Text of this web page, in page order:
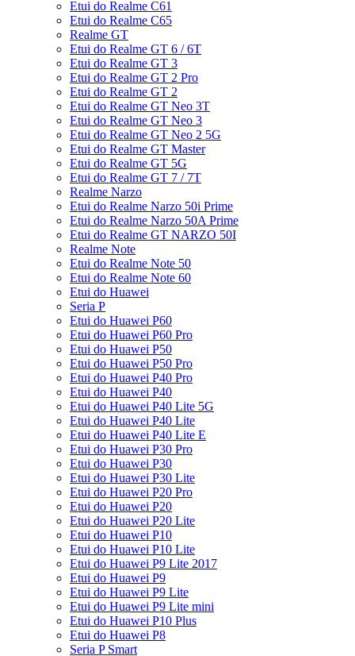
Etui do Realme C61
Etui do Realme C65
Realme GT
Etui do Realme GT 6 / 6T
Etui do Realme GT 3
Etui do Realme GT 2 Pro
Etui do Realme GT 2
Etui do Realme GT Neo 3T
Etui do Realme GT Neo 3
Etui do Realme GT Neo 2 5G
Etui do Realme GT Master
Etui do Realme GT 5G
Etui do Realme GT 7 / 7T
Realme Narzo
Etui do Realme Narzo 50i Prime
Etui do Realme Narzo 50A Prime
Etui do Realme GT NARZO 50I
Realme Note
Etui do Realme Note 50
Etui do Realme Note 60
Etui do Huawei
Seria P
Etui do Huawei P60
Etui do Huawei P60 Pro
Etui do Huawei P50
Etui do Huawei P50 Pro
Etui do Huawei P40 Pro
Etui do Huawei P40
Etui do Huawei P40 Lite 5G
Etui do Huawei P40 Lite
Etui do Huawei P40 Lite E
Etui do Huawei P30 Pro
Etui do Huawei P30
Etui do Huawei P30 Lite
Etui do Huawei P20 Pro
Etui do Huawei P20
Etui do Huawei P20 Lite
Etui do Huawei P10
Etui do Huawei P10 Lite
Etui do Huawei P9 Lite 2017
Etui do Huawei P9
Etui do Huawei P9 Lite
Etui do Huawei P9 Lite mini
Etui do Huawei P10 Plus
Etui do Huawei P8
Seria P Smart